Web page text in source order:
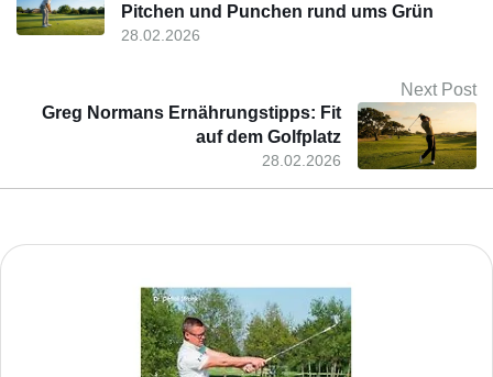
28.02.2026
Pitchen und Punchen rund ums Grün
Next Post
28.02.2026
Greg Normans Ernährungstipps: Fit
auf dem Golfplatz